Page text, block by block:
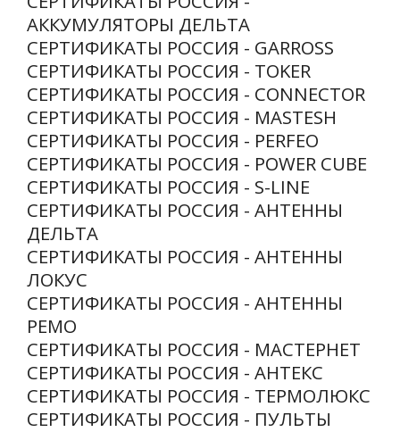
АККУМУЛЯТОРЫ ДЕЛЬТА
СЕРТИФИКАТЫ РОССИЯ - GARROSS
СЕРТИФИКАТЫ РОССИЯ - TOKER
СЕРТИФИКАТЫ РОССИЯ - CONNECTOR
СЕРТИФИКАТЫ РОССИЯ - MASTESH
СЕРТИФИКАТЫ РОССИЯ - PERFEO
СЕРТИФИКАТЫ РОССИЯ - POWER CUBE
СЕРТИФИКАТЫ РОССИЯ - S-LINE
СЕРТИФИКАТЫ РОССИЯ - АНТЕННЫ
ДЕЛЬТА
СЕРТИФИКАТЫ РОССИЯ - АНТЕННЫ
ЛОКУС
СЕРТИФИКАТЫ РОССИЯ - АНТЕННЫ
РЕМО
СЕРТИФИКАТЫ РОССИЯ - МАСТЕРНЕТ
СЕРТИФИКАТЫ РОССИЯ - АНТЕКС
СЕРТИФИКАТЫ РОССИЯ - ТЕРМОЛЮКС
СЕРТИФИКАТЫ РОССИЯ - ПУЛЬТЫ